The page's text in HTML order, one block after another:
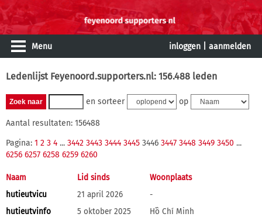
Menu inloggen aanmelden
Ledenlijst Feyenoord.supporters.nl: 156.488 leden
en sorteer op
Aantal resultaten: 156488
Pagina: 1 2 3 4 ... 3442 3443 3444 3445 3446 3447 3448 3449 3450 ...
6256 6257 6258 6259 6260
Naam Lid sinds
Woonplaats
hutieutvicu
21 april 2026
-
hutieutvinfo
5 oktober 2025
Hồ Chí Minh